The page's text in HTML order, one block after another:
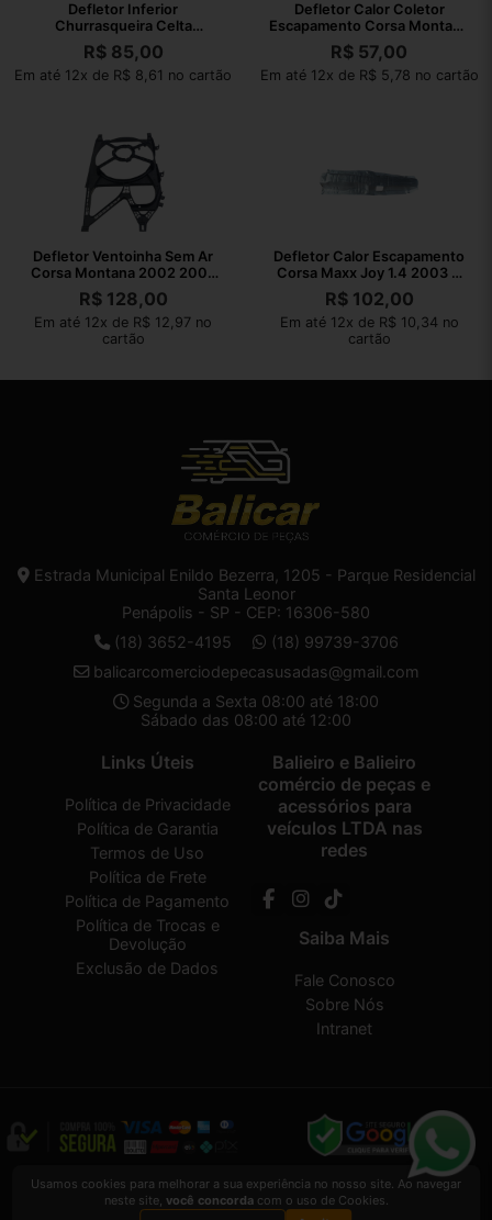
Defletor Inferior
Churrasqueira Celta
2003/2016 Sem Ar Condi
R$85,00
Em até 12x de R$ 8,61 no cartão
Defletor Calor Coletor
Escapamento Corsa Montana
2002 A 2010
R$ 57,00
Em até 12x de R$ 5,78 no cartão
Defletor Ventoinha Sem Ar
Corsa Montana 2002 2003
2004 A 2010
R$128,00
Em até 12x de R$ 12,97 no
cartão
Defletor Calor Escapamento
Corsa Maxx Joy 1.4 2003 A
2010
R$102,00
Em até 12x de R$ 10,34 no
cartão
Estrada Municipal Enildo Bezerra, 1205 - Parque Residencial
Santa Leonor
Penápolis - SP - CEP: 16306-580
(18) 3652-4195
(18) 99739-3706
balicarcomerciodepecasusadas@gmail.com
Segunda a Sexta 08:00 até 18:00
Sábado das 08:00 até 12:00
Links Úteis
Política de Privacidade
Política de Garantia
Termos de Uso
Política de Frete
Política de Pagamento
Política de Trocas e
Devolução
Exclusão de Dados
Balieiro e Balieiro
comércio de peças e
acessórios para
veículos LTDA nas
redes
Saiba Mais
Fale Conosco
Sobre Nós
Intranet
Balieiro e Balieiro comércio de peças e acessórios para veículos LTDA2026
CREATED BY VAAPT
Balieiro e Balieiro comércio de peças e acessórios para veículos LTDA
Usamos cookies para melhorar a sua experiência no nosso site. Ao navegar
neste site, você concordacom o uso de Cookies.